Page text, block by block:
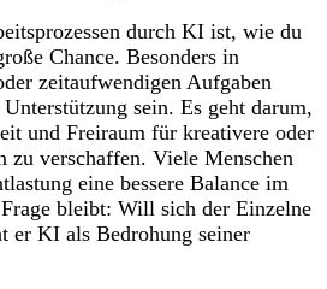
durch KI ist, wie du
Chance. Besonders in
zeitaufwendigen Aufgaben
sein. Es geht darum,
und Freiraum für kreativere oder
zu verschaffen. Viele Menschen
eine bessere Balance im
bleibt: Will sich der Einzelne
er KI als Bedrohung seiner